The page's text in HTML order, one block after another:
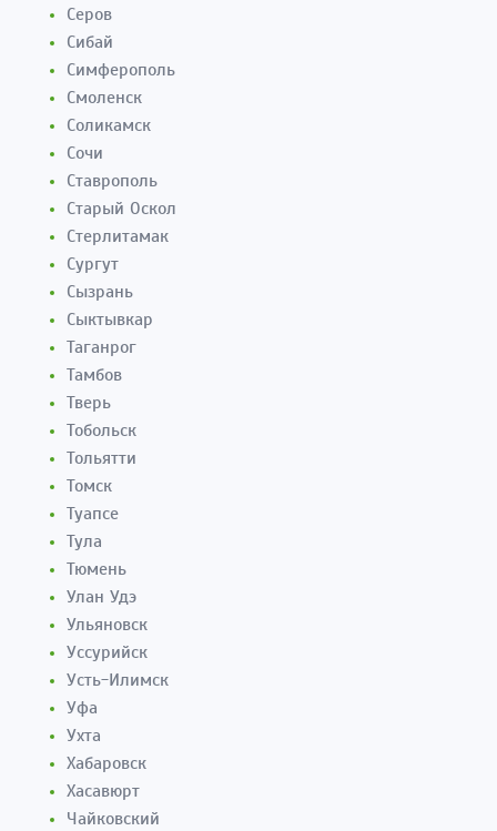
Серов
Сибай
Симферополь
Смоленск
Соликамск
Сочи
Ставрополь
Старый Оскол
Стерлитамак
Сургут
Сызрань
Сыктывкар
Таганрог
Тамбов
Тверь
Тобольск
Тольятти
Томск
Туапсе
Тула
Тюмень
Улан Удэ
Ульяновск
Уссурийск
Усть-Илимск
Уфа
Ухта
Хабаровск
Хасавюрт
Чайковский